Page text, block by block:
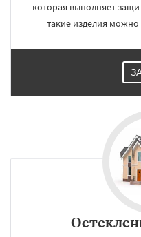
которая выполняет
такие изделия